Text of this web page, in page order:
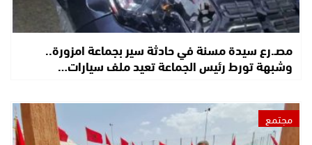
مصـ.رع سيدة مسنة في حادثة سير بجماعة امزورة..
وشبهة تورط رئيس الجماعة تعيد ملف سيارات…
مجتمع